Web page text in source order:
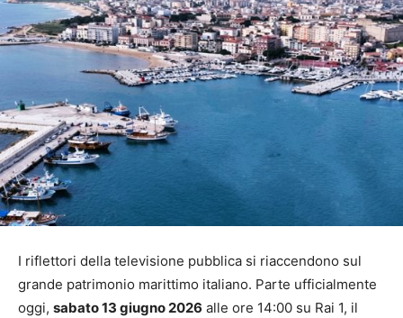
I riflettori della televisione pubblica si riaccendono sul
grande patrimonio marittimo italiano. Parte ufficialmente
oggi, sabato 13 giugno 2026 alle ore 14:00 su Rai 1, il